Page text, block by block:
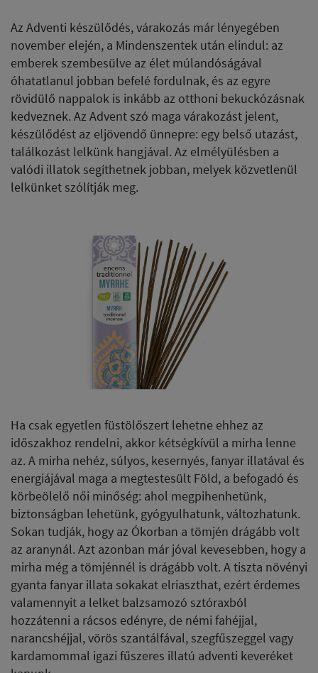
Az Adventi készülődés, várakozás már lényegében
november elején, a Mindenszentek után elindul: az
emberek szembesülve az élet múlandóságával
óhatatlanul jobban befelé fordulnak, és az egyre
rövidülő nappalok is inkább az otthoni bekuckózásnak
kedveznek. Az Advent szó maga várakozást jelent,
készülődést az eljövendő ünnepre: egy belső utazást,
találkozást lelkünk hangjával. Az elmélyülésben a
valódi illatok segíthetnek jobban, melyek közvetlenül
lelkünket szólítják meg.
Ha csak egyetlen füstölőszert lehetne ehhez az
időszakhoz rendelni, akkor kétségkívül a mirha lenne
az. A mirha nehéz, súlyos, kesernyés, fanyar illatával és
energiájával maga a megtestesült Föld, a befogadó és
körbeölelő női minőség: ahol megpihenhetünk,
biztonságban lehetünk, gyógyulhatunk, változhatunk.
Sokan tudják, hogy az Ókorban a tömjén drágább volt
az aranynál. Azt azonban már jóval kevesebben, hogy a
mirha még a tömjénnél is drágább volt. A tiszta növényi
gyanta fanyar illata sokakat elriaszthat, ezért érdemes
valamennyit a lelket balzsamozó sztóraxból
hozzátenni a rácsos edényre, de némi fahéjjal,
narancshéjjal, vörös szantálfával, szegfűszeggel vagy
kardamommal igazi fűszeres illatú adventi keveréket